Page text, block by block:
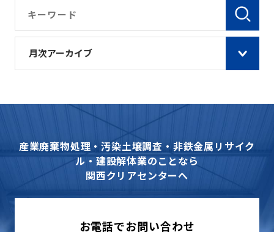
月次アーカイブ
産業廃棄物処理・汚染土壌調査・非鉄金属リサイク
ル・建設解体業のことなら
関西クリアセンターへ
お電話でお問い合わせ